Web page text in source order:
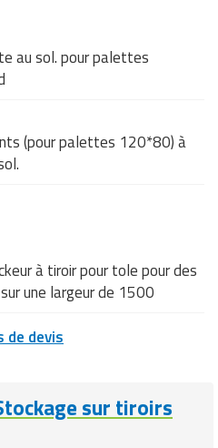
au sol. pour palettes
(pour palettes 120*80) à
à tiroir pour tole pour des
une largeur de 1500
de devis
sur tiroirs